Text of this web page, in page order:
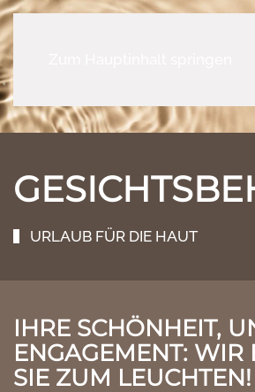
URLAUB FÜR DIE HAUT
IHRE SCHÖNHEIT,
ENGAGEMENT: WIR
SIE ZUM LEUCHTEN!